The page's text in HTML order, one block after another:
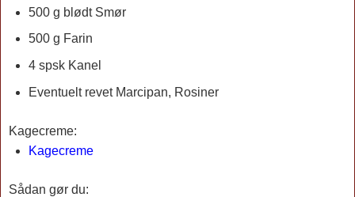
500 g blødt Smør
500 g Farin
4 spsk Kanel
Eventuelt revet Marcipan, Rosiner
Kagecreme:
Kagecreme
Sådan gør du: